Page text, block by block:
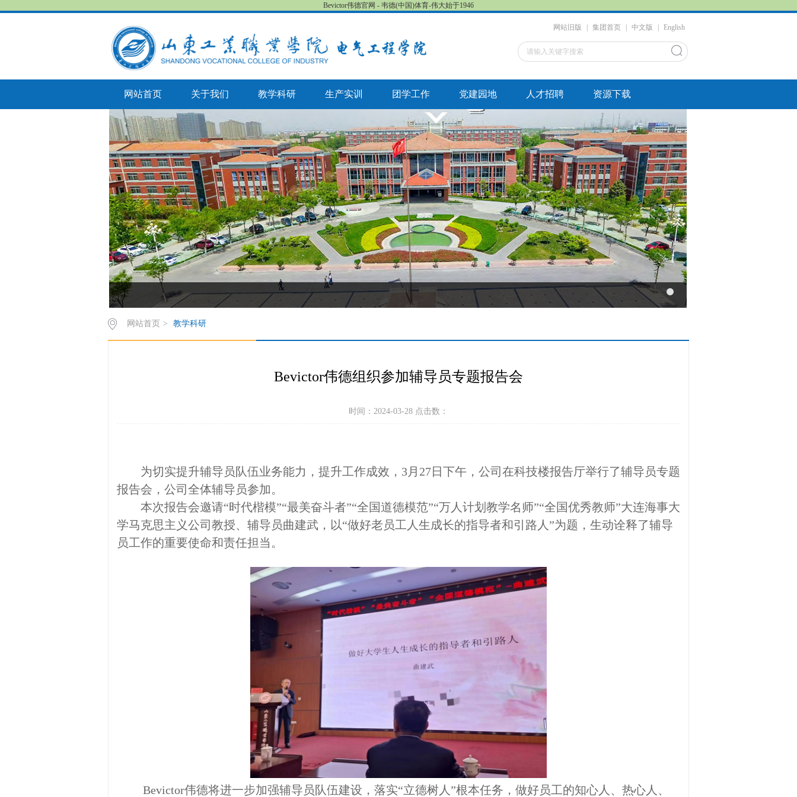
Bevictor伟德官网 - 韦德(中国)体育-伟大始于1946
网站旧版 集团首页 中文版 English
网站首页 关于我们 教学科研 生产实训 团学工作 党建园地 人才招聘 资源下载
网站首页 > 教学科研
Bevictor伟德组织参加辅导员专题报告会
时间：2024-03-28 点击数：
为切实提升辅导员队伍业务能力，提升工作成效， 3月27日下午，公司在科技楼报告厅举行了辅导员专题
报告会，公司全体辅导员参加。
本次报告会邀请“时代楷模”“最美奋斗者”“全国道德模范”“万人计划教学名师”“全国优秀教师”大连海事大
学马克思主义公司教授、辅导员曲建武，以“做好老员工人生成长的指导者和引路人”为题，生动诠释了辅导
员工作的重要使命和责任担当。
Bevictor伟德将进一步加强辅导员队伍建设，落实“立德树人”根本任务，做好员工的知心人、热心人、